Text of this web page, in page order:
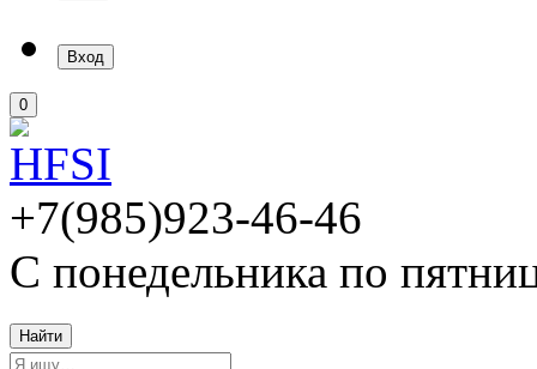
Вход
0
+7(985)923-46-46
С понедельника по
Найти